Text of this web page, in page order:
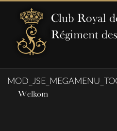
Club Royal
Régiment
Welkom